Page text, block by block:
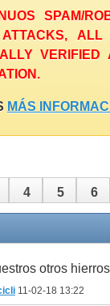
SPAM/
ATTACKS,
VERIFIED
MÁS
4 5 6
otros hierros
11-02-18 13:22